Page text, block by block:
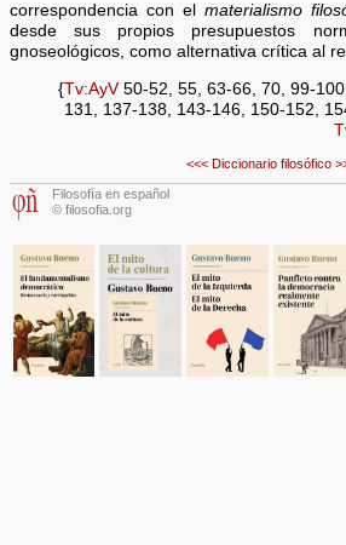
correspondencia con elmaterialismo
desde sus propios presupuestos
gnoseológicos, como alternativa crítica al
{Tv:AyV50-52, 55, 63-66, 70, 99-
131, 137-138, 143-146, 150-152,
<<< Diccionario filosófico
Filosofía en español
© filosofia.org